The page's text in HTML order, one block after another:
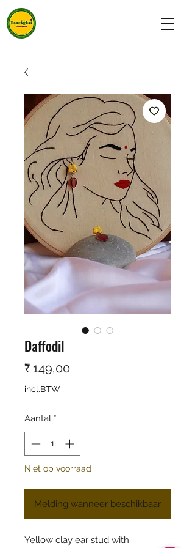
Daffodil
₹ 149,00Prijs
incl.BTW
Aantal *
Niet op voorraad
Melding wanneer beschikbaar
Yellow clay ear stud with